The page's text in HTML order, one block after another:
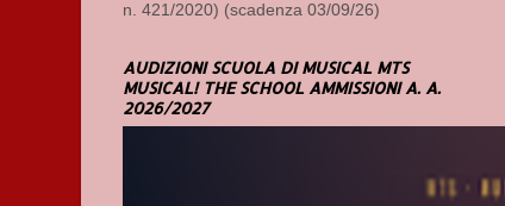
n. 421/2020) (scadenza 03/09/26)
AUDIZIONI SCUOLA DI MUSICAL MTS
MUSICAL! THE SCHOOL AMMISSIONI A. A.
2026/2027